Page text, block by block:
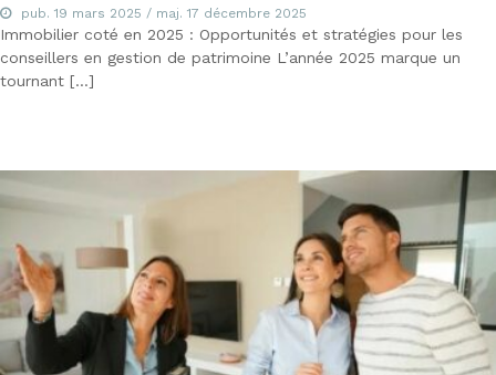
pub. 19 mars 2025 / maj. 17 décembre 2025
Immobilier coté en 2025 : Opportunités et stratégies pour les
conseillers en gestion de patrimoine L’année 2025 marque un
tournant […]